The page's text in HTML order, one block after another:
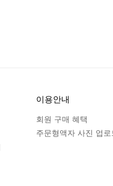
이용안내
회원 구매 혜택
주문형액자 사진 업